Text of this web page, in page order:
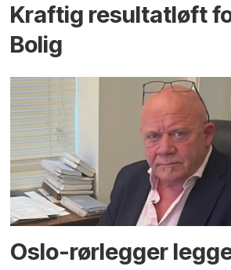
Kraftig resultatløft
Bolig
Oslo-rørlegger